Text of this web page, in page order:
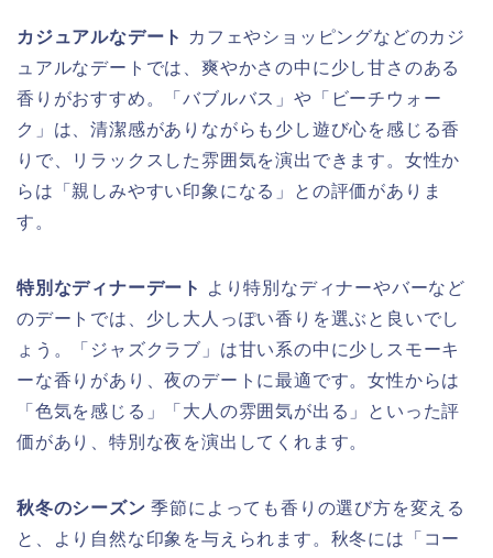
カジュアルなデート
カフェやショッピングなどのカジ
ュアルなデートでは、爽やかさの中に少し甘さのある
香りがおすすめ。「バブルバス」や「ビーチウォー
ク」は、清潔感がありながらも少し遊び心を感じる香
りで、リラックスした雰囲気を演出できます。女性か
らは「親しみやすい印象になる」との評価がありま
す。
特別なディナーデート
より特別なディナーやバーなど
のデートでは、少し大人っぽい香りを選ぶと良いでし
ょう。「ジャズクラブ」は甘い系の中に少しスモーキ
ーな香りがあり、夜のデートに最適です。女性からは
「色気を感じる」「大人の雰囲気が出る」といった評
価があり、特別な夜を演出してくれます。
秋冬のシーズン 季節によっても香りの選び方を変える
と、より自然な印象を与えられます。秋冬には「コー